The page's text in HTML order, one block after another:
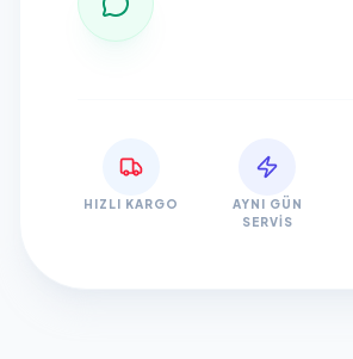
HIZLI KARGO
AYNI GÜN
SERVIS